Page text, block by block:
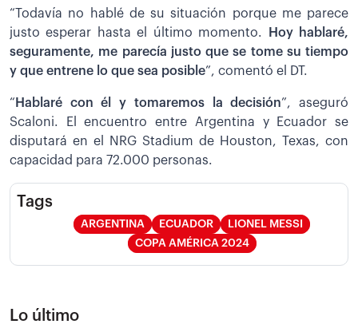
“Todavía no hablé de su situación porque me parece
justo esperar hasta el último momento.
Hoy hablaré,
seguramente, me parecía justo que se tome su tiempo
y que entrene lo que sea posible”, comentó el DT.
“ Hablaré con él y tomaremos la decisión”, aseguró
Scaloni. El encuentro entre Argentina y Ecuador se
disputará en el NRG Stadium de Houston, Texas, con
capacidad para 72.000 personas.
Tags
ARGENTINA ECUADOR
LIONEL MESSI
COPA AMÉRICA 2024
Lo último